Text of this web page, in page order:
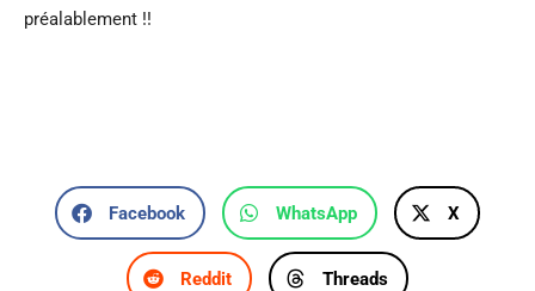
préalablement !!
Facebook WhatsApp X
Reddit Threads